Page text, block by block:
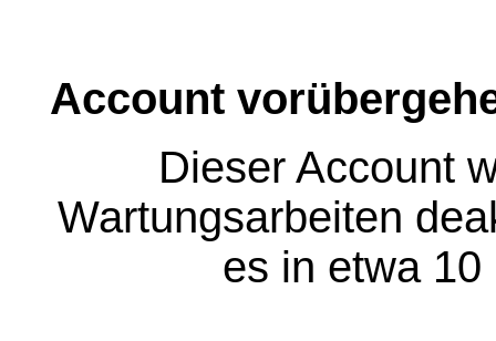
Account
Dieser Account
Wartungsarbeiten
es in etwa